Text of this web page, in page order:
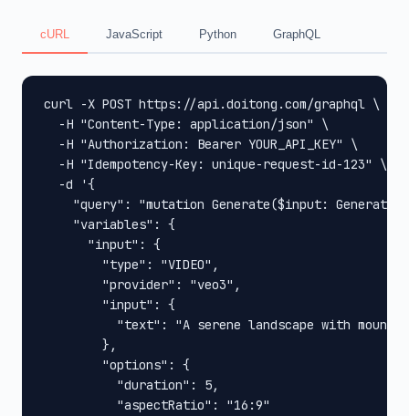
cURL JavaScript Python GraphQL
curl -X POST https://api.doitong.com/graphql \
  -H "Content-Type: application/json" \
  -H "Authorization: Bearer YOUR_API_KEY" \
  -H "Idempotency-Key: unique-request-id-123" \
  -d '{
"query": "mutation Generate($input:
    "variables": {
      "input": {
        "type": "VIDEO",
        "provider": "veo3",
        "input": {
"text": "A serene landscape with
        },
        "options": {
          "duration": 5,
          "aspectRatio": "16:9"